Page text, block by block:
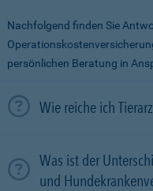
Nachfolgend finden Sie
persönlichen Beratung in
Wie reiche ich
Was ist der
und